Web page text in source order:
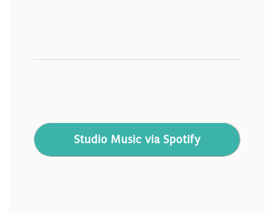
Studio Music via Spotify